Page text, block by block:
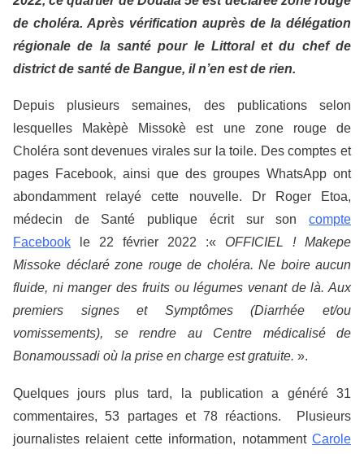
de choléra. Après vérification auprès de la délégation
régionale de la santé pour le Littoral et du chef de
district de santé de Bangue, il n’en est de rien.
Depuis plusieurs semaines, des publications selon
lesquelles Makèpè Missokè est une zone rouge de
Choléra sont devenues virales sur la toile. Des comptes et
pages Facebook, ainsi que des groupes WhatsApp ont
abondamment relayé cette nouvelle. Dr Roger Etoa,
médecin de Santé publique écrit sur son compte
Facebook le 22 février 2022 :« OFFICIEL ! Makepe
Missoke déclaré zone rouge de choléra. Ne boire aucun
fluide, ni manger des fruits ou légumes venant de là. Aux
premiers signes et Symptômes (Diarrhée et/ou
vomissements), se rendre au Centre médicalisé de
Bonamoussadi où la prise en charge est gratuite. ».
Quelques jours plus tard, la publication a généré 31
commentaires, 53 partages et 78 réactions. Plusieurs
journalistes relaient cette information, notamment Carole